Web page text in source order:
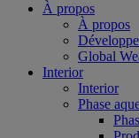
À propos
À propos
Global
Interior
Interior
Phase